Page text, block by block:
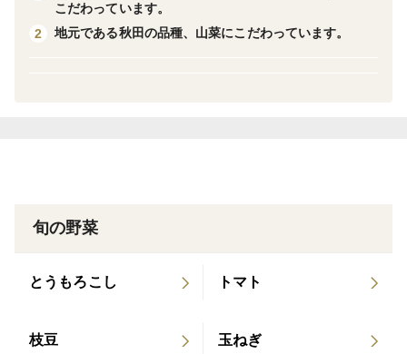
フィルムの袋に入れてお届けします。
した。
こだわっています。
2
地元である秋田の品種、山菜にこだわっています。
旬の野菜
とうもろこし トマト
枝豆 玉ねぎ